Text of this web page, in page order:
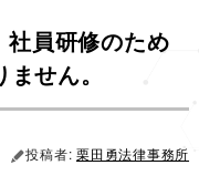
員研修のため
せん。
投稿者:栗田勇法律事務所